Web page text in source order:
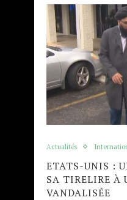
Actualités
ETATS-UNIS :
SA TIRELIRE À
VANDALISÉE